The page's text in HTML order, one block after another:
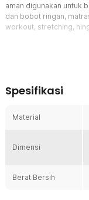
aman digunakan untuk
dan bobot ringan,
workout, stretching,
sehingga yoga mat
tergelincir ketika
ini cocok digunakan
Berbeda dari yoga
Spesifikasi
Material
Dimensi
Berat Bersih